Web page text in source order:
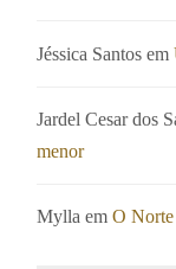
Jéssica Santos em
Jardel Cesar dos
menor
Mylla emO